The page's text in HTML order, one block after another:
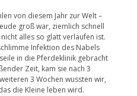
von diesem Jahr zur Welt –
groß war, ziemlich schnell
alles so glatt verlaufen ist.
Infektion des Nabels
in die Pferdeklinik gebracht
Zeit, kam sie nach 3
3 Wochen wussten wir,
die Kleine leben wird.